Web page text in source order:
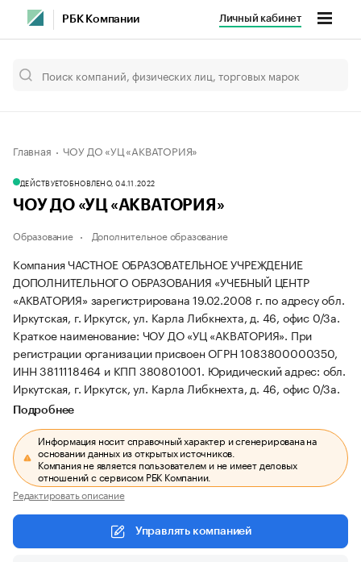
РБК Компании Личный кабинет
Главная ЧОУ ДО «УЦ «АКВАТОРИЯ»
ДЕЙСТВУЕТОБНОВЛЕНО, 04.11.2022
ЧОУ ДО «УЦ «АКВАТОРИЯ»
Образование Дополнительное образование
Компания ЧАСТНОЕ ОБРАЗОВАТЕЛЬНОЕ УЧРЕЖДЕНИЕ
ДОПОЛНИТЕЛЬНОГО ОБРАЗОВАНИЯ «УЧЕБНЫЙ ЦЕНТР
«АКВАТОРИЯ» зарегистрирована 19.02.2008 г. по адресу обл.
Иркутская, г. Иркутск, ул. Карла Либкнехта, д. 46, офис 0/3а.
Краткое наименование: ЧОУ ДО «УЦ «АКВАТОРИЯ». При
регистрации организации присвоен ОГРН 1083800000350,
ИНН 3811118464 и КПП 380801001. Юридический адрес: обл.
Иркутская, г. Иркутск, ул. Карла Либкнехта, д. 46, офис 0/3а.
Подробнее
Информация носит справочный характер и сгенерирована на
основании данных из открытых источников.
Компания не является пользователем и не имеет деловых
отношений с сервисом РБК Компании.
Редактировать описание
Управлять компанией